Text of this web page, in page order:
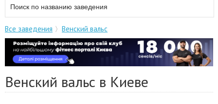
Все заведения Венский вальс
Венский вальс в Киеве